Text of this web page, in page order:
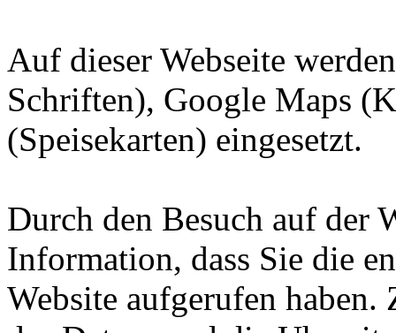
Auf dieser Webseite
Schriften), Google Maps
(Speisekarten) eingesetzt.
Durch den Besuch auf der
Information, dass Sie die
Website aufgerufen